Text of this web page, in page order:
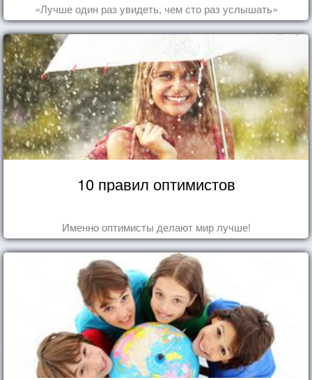
«Лучше один раз увидеть, чем сто раз услышать»
10 правил оптимистов
Именно оптимисты делают мир лучше!